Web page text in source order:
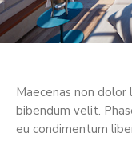
Maecenas non
bibendum velit.
eu condimentum